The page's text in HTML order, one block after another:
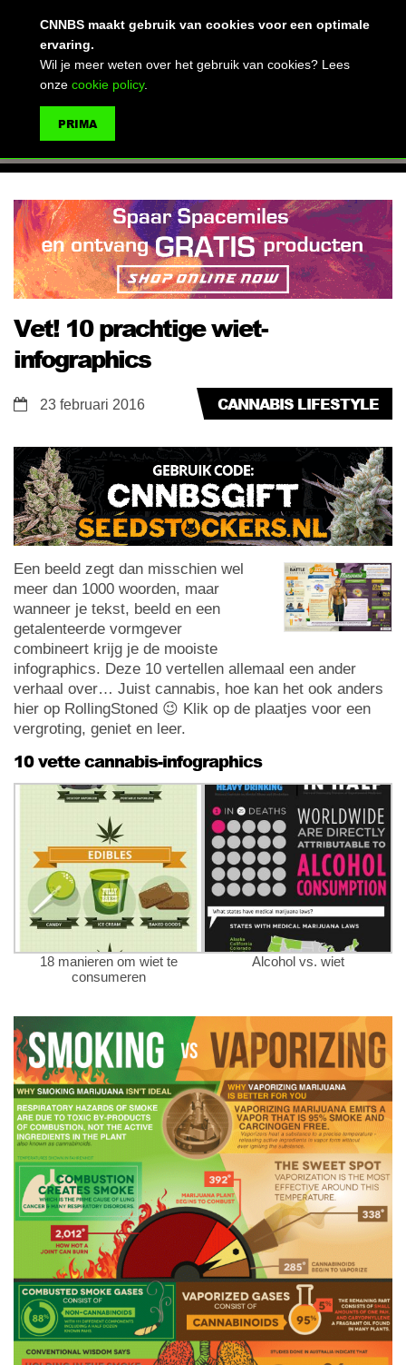
Vet! 10 prachtige wiet-
infographics
CANNABIS LIFESTYLE
23 februari 2016
Een beeld zegt dan misschien wel
meer dan 1000 woorden, maar
wanneer je tekst, beeld en een
getalenteerde vormgever
combineert krijg je de mooiste
infographics. Deze 10 vertellen allemaal een ander
verhaal over… Juist cannabis, hoe kan het ook anders
hier op RollingStoned 😉 Klik op de plaatjes voor een
vergroting, geniet en leer.
10 vette cannabis-infographics
18 manieren om wiet te
consumeren
Alcohol vs. wiet
CNNBS maakt gebruik van cookies voor een optimale
ervaring.
Wil je meer weten over het gebruik van cookies? Lees
onze cookie policy.
PRIMA